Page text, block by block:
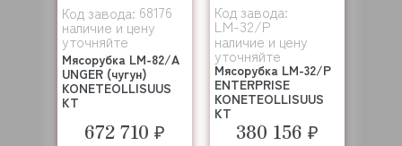
Код завода: 68176
наличие и цену
уточняйте
Мясорубка LM-82/А
UNGER (чугун)
KONETEOLLISUUS
KT
672 710 ₽
Код завода:
LM-32/P
наличие и цену
уточняйте
Мясорубка LM-32/P
ENTERPRISE
KONETEOLLISUUS
KT
380 156 ₽